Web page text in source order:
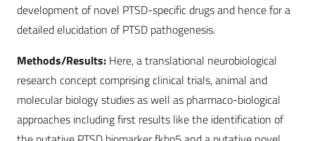
development of novel PTSD-specific drugs and hence for a
detailed elucidation of PTSD pathogenesis.
Methods/Results: Here, a translational neurobiological
research concept comprising clinical trials, animal and
molecular biology studies as well as pharmaco-biological
approaches including first results like the identification of